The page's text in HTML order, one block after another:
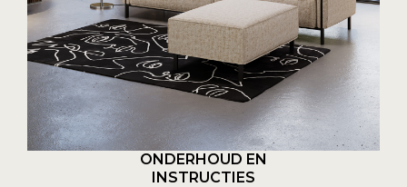
ONDERHOUD EN
INSTRUCTIES